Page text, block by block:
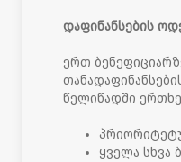
დაფინანსების
ერთ
წელიწადში
ყველა სხვა